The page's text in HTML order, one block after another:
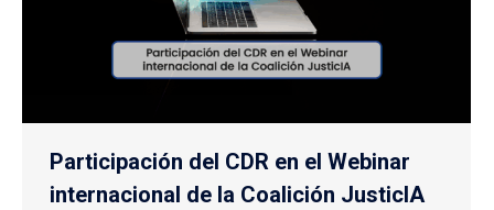
Participación del CDR en el Webinar
internacional de la Coalición JusticIA